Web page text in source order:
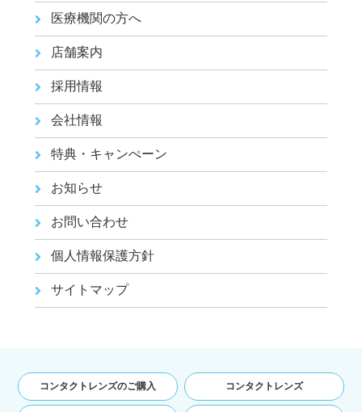
医療機関の方へ
店舗案内
採用情報
会社情報
特典・キャンぺーン
お知らせ
お問い合わせ
個人情報保護方針
サイトマップ
コンタクトレンズのご購入 コンタクトレンズ